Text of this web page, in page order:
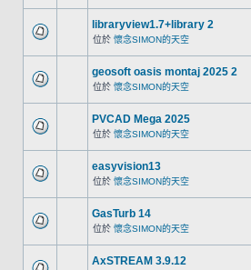
libraryview1.7+library 2
位於 懷念SIMON的天空
geosoft oasis montaj 2025 2
位於 懷念SIMON的天空
PVCAD Mega 2025
位於 懷念SIMON的天空
easyvision13
位於 懷念SIMON的天空
GasTurb 14
位於 懷念SIMON的天空
AxSTREAM 3.9.12